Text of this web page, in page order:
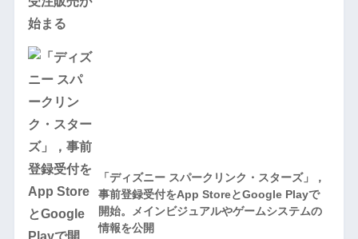
「ディズニー スパークリンク・スターズ」，
事前登録受付をApp StoreとGoogle Playで
開始。メインビジュアルやゲームシステムの
情報を公開